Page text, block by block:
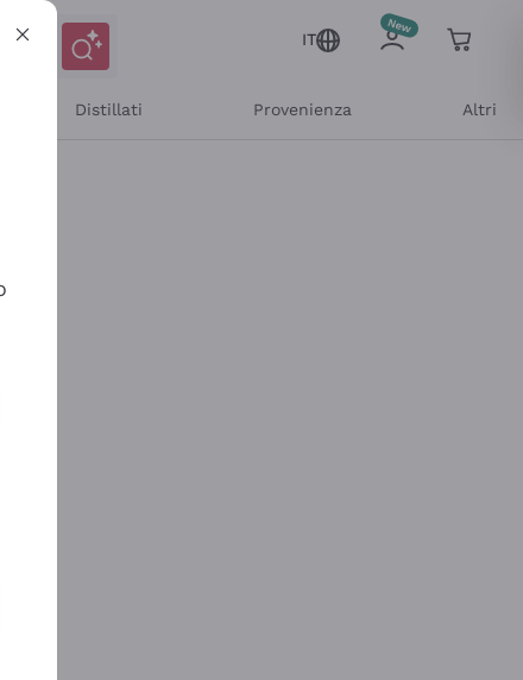
IT
Distillati Provenienza Altri